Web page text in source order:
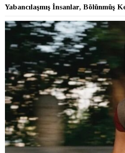
Yabancılaşmış İnsanlar, Bölünmüş